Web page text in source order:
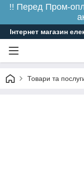
!! Перед Пром-
Інтернет магазин
Товари та